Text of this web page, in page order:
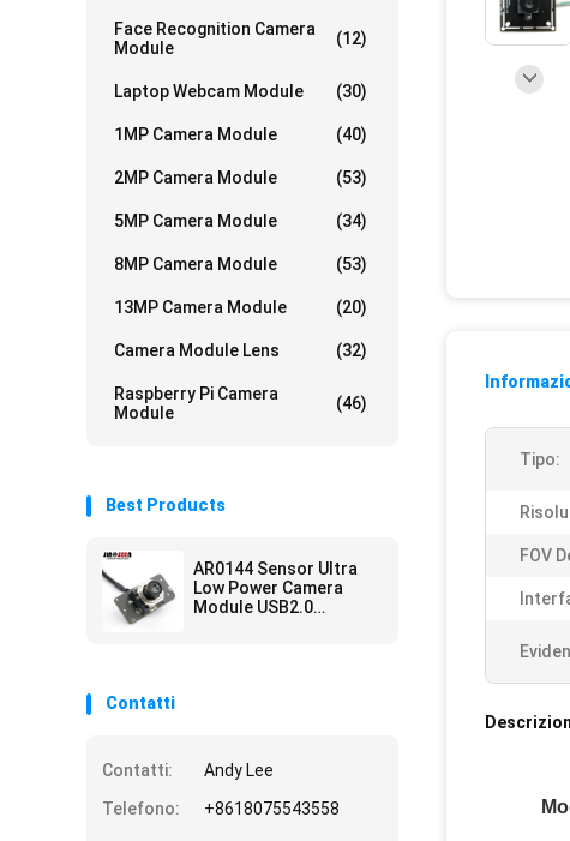
Face Recognition Camera
Module
(12)
Laptop Webcam Module (30)
1MP Camera Module (40)
2MP Camera Module (53)
5MP Camera Module (34)
8MP Camera Module (53)
13MP Camera Module (20)
Camera Module Lens (32)
Raspberry Pi Camera
Module
(46)
Best Products
AR0144 Sensor Ultra
Low Power Camera
Module USB2.0
Contatti
Contatti:
Andy Lee
Telefono:
+8618075543558
Tipo:
FOV